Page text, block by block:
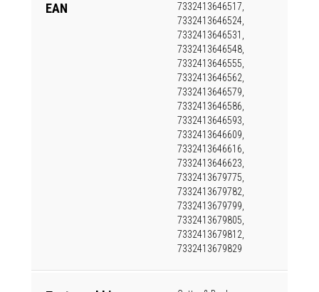
EAN
7332413646517,
7332413646524,
7332413646531,
7332413646548,
7332413646555,
7332413646562,
7332413646579,
7332413646586,
7332413646593,
7332413646609,
7332413646616,
7332413646623,
7332413679775,
7332413679782,
7332413679799,
7332413679805,
7332413679812,
7332413679829